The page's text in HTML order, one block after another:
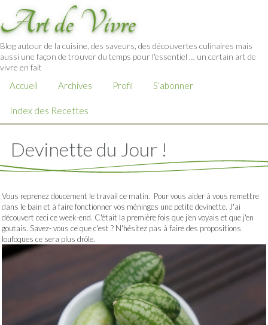
Art de Vivre
Blog autour de la cuisine, des saveurs, des découvertes culinaires mais
aussi une façon de trouver du temps pour l'essentiel … un certain art de
vivre en fait
Accueil Archives Profil S’abonner
Index des Recettes
Devinette du Jour !
Vous reprenez doucement le travail ce matin. Pour vous aider à vous remettre
dans le bain et à faire fonctionner vos méninges une petite devinette. J'ai
découvert ceci ce week-end. C'était la première fois que j'en voyais et que j'en
goutais. Savez- vous ce que c'est ? N'hésitez pas à faire des propositions
loufoques ce sera plus drôle.